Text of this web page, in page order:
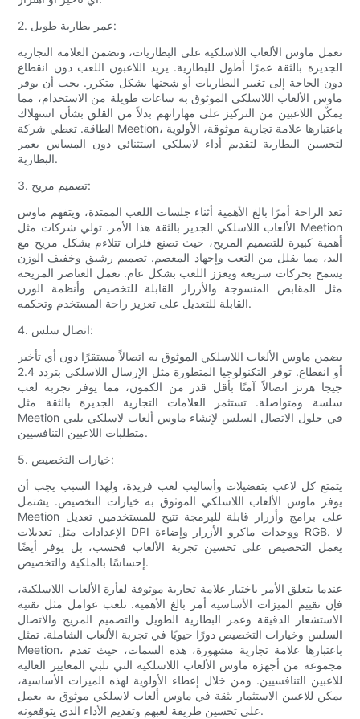
2. عمر بطارية طويل:
تعمل ماوس الألعاب اللاسلكية على البطاريات، وتضمن العلامة التجارية
الجديرة بالثقة عمرًا أطول للبطارية. يريد اللاعبون اللعب دون انقطاع
دون الحاجة إلى تغيير البطاريات أو شحنها بشكل متكرر. يجب أن يوفر
ماوس الألعاب اللاسلكي الموثوق به ساعات طويلة من الاستخدام، مما
يمكّن اللاعبين من التركيز على مهاراتهم بدلاً من القلق بشأن استهلاك
الطاقة. تعطي شركة Meetion، باعتبارها علامة تجارية موثوقة، الأولوية
لتحسين البطارية لتقديم أداء لاسلكي استثنائي دون المساس بعمر
البطارية.
3. تصميم مريح:
تعد الراحة أمرًا بالغ الأهمية أثناء جلسات اللعب الممتدة، ويتفهم ماوس
الألعاب اللاسلكي الجدير بالثقة هذا الأمر. تولي شركات مثل Meetion
أهمية كبيرة للتصميم المريح، حيث تصنع فئران تتلاءم بشكل مريح مع
اليد، مما يقلل من التعب وإجهاد المعصم. تصميم رشيق وخفيف الوزن
يسمح بحركات سريعة ويعزز اللعب بشكل عام. تعمل العناصر المريحة
مثل المقابض المنسوجة والأزرار القابلة للتخصيص وأنظمة الوزن
القابلة للتعديل على تعزيز راحة المستخدم وتحكمه.
4. اتصال سلس:
يضمن ماوس الألعاب اللاسلكي الموثوق به اتصالاً مستقرًا دون أي تأخير
أو انقطاع. توفر التكنولوجيا المتطورة مثل الإرسال اللاسلكي بتردد 2.4
جيجا هرتز اتصالاً آمنًا بأقل قدر من الكمون، مما يوفر تجربة لعب
سلسة ومتواصلة. تستثمر العلامات التجارية الجديرة بالثقة مثل
Meetion في حلول الاتصال السلس لإنشاء ماوس ألعاب لاسلكي يلبي
متطلبات اللاعبين التنافسيين.
5. خيارات التخصيص:
يتمتع كل لاعب بتفضيلات وأساليب لعب فريدة، ولهذا السبب يجب أن
يوفر ماوس الألعاب اللاسلكي الموثوق به خيارات التخصيص. يشتمل
Meetion على برامج وأزرار قابلة للبرمجة تتيح للمستخدمين تعديل
الإعدادات مثل تعديلات DPI ووحدات ماكرو الأزرار وإضاءة RGB. لا
يعمل التخصيص على تحسين تجربة الألعاب فحسب، بل يوفر أيضًا
إحساسًا بالملكية والتخصيص.
عندما يتعلق الأمر باختيار علامة تجارية موثوقة لفأرة الألعاب اللاسلكية،
فإن تقييم الميزات الأساسية أمر بالغ الأهمية. تلعب عوامل مثل تقنية
الاستشعار الدقيقة وعمر البطارية الطويل والتصميم المريح والاتصال
السلس وخيارات التخصيص دورًا حيويًا في تجربة الألعاب الشاملة. تمثل
Meetion، باعتبارها علامة تجارية مشهورة، هذه السمات، حيث تقدم
مجموعة من أجهزة ماوس الألعاب اللاسلكية التي تلبي المعايير العالية
للاعبين التنافسيين. ومن خلال إعطاء الأولوية لهذه الميزات الأساسية،
يمكن للاعبين الاستثمار بثقة في ماوس ألعاب لاسلكي موثوق به يعمل
على تحسين طريقة لعبهم وتقديم الأداء الذي يتوقعونه.